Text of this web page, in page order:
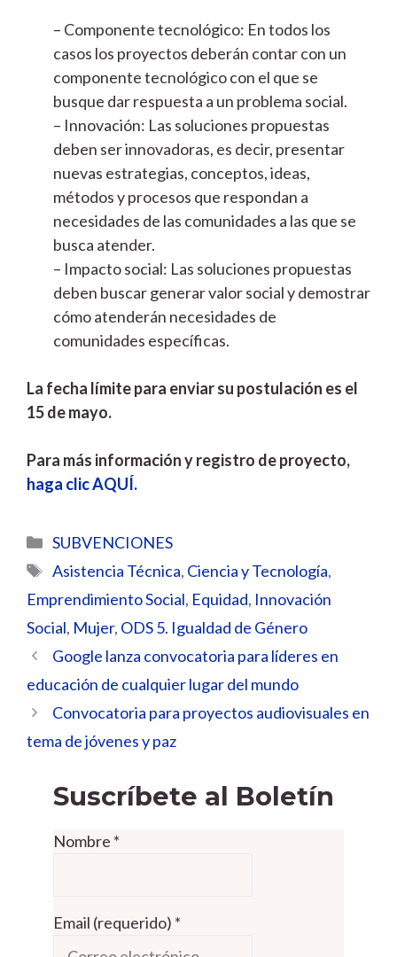
– Componente tecnológico: En todos los
casos los proyectos deberán contar con un
componente tecnológico con el que se
busque dar respuesta a un problema social.
– Innovación: Las soluciones propuestas
deben ser innovadoras, es decir, presentar
nuevas estrategias, conceptos, ideas,
métodos y procesos que respondan a
necesidades de las comunidades a las que se
busca atender.
– Impacto social: Las soluciones propuestas
deben buscar generar valor social y demostrar
cómo atenderán necesidades de
comunidades específicas.
La fecha límite para enviar su postulación es el
15 de mayo.
Para más información y registro de proyecto,
haga clic AQUÍ.
Categorías
SUBVENCIONES
Etiquetas
Asistencia Técnica, Ciencia y Tecnología,
Emprendimiento Social, Equidad, Innovación
Social, Mujer, ODS 5. Igualdad de Género
Google lanza convocatoria para líderes en
educación de cualquier lugar del mundo
Convocatoria para proyectos audiovisuales en
tema de jóvenes y paz
Suscríbete al Boletín
Nombre *
Email (requerido) *